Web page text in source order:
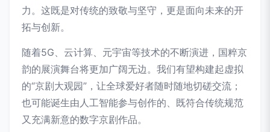
力。这既是对传统的致敬与坚守，更是面向未来的开
拓与创新。
随着5G、云计算、元宇宙等技术的不断演进，国粹京
韵的展演舞台将更加广阔无边。我们有望构建起虚拟
的“京剧大观园”，让全球爱好者随时随地切磋交流；
也可能诞生由人工智能参与创作的、既符合传统规范
又充满新意的数字京剧作品。